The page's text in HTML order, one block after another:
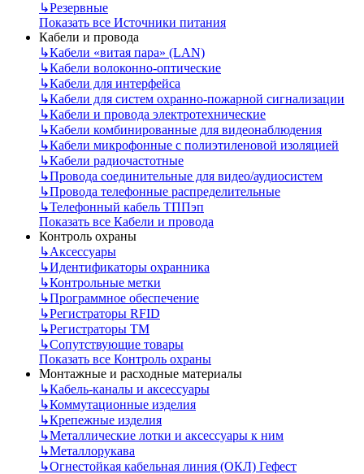
↳Резервные
Показать все Источники питания
Кабели и провода
↳Кабели «витая пара» (LAN)
↳Кабели волоконно-оптические
↳Кабели для интерфейса
↳Кабели для систем охранно-пожарной сигнализации
↳Кабели и провода электротехнические
↳Кабели комбинированные для видеонаблюдения
↳Кабели микрофонные с полиэтиленовой изоляцией
↳Кабели радиочастотные
↳Провода соединительные для видео/аудиосистем
↳Провода телефонные распределительные
↳Телефонный кабель ТППэп
Показать все Кабели и провода
Контроль охраны
↳Аксессуары
↳Идентификаторы охранника
↳Контрольные метки
↳Программное обеспечение
↳Регистраторы RFID
↳Регистраторы ТМ
↳Сопутствующие товары
Показать все Контроль охраны
Монтажные и расходные материалы
↳Кабель-каналы и аксессуары
↳Коммутационные изделия
↳Крепежные изделия
↳Металлические лотки и аксессуары к ним
↳Металлорукава
↳Огнестойкая кабельная линия (ОКЛ) Гефест